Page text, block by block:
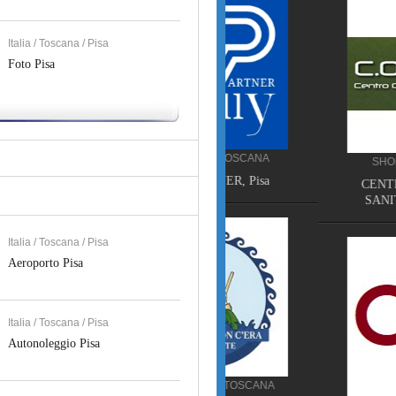
Italia / Toscana / Pisa
Foto Pisa
Italia / Toscana / Pisa
Aeroporto Pisa
Italia / Toscana / Pisa
Autonoleggio Pisa
JOLLY PARTNER, Pisa
RISTORAZIONE TOSCANA
SHOPPING TOSCANA
CENTRO
SANITARIO PISA, Pisa